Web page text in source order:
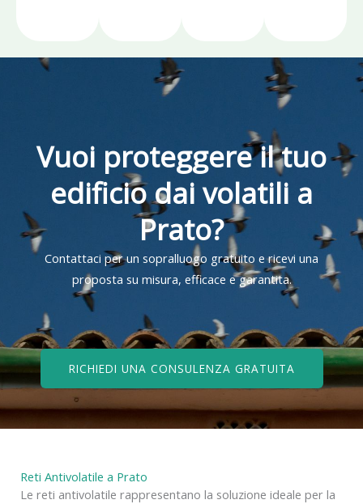
Vuoi proteggere il tuo
edificio dai volatili a
Prato?
Contattaci per un sopralluogo gratuito e ricevi una
proposta su misura, efficace e garantita.
RICHIEDI UNA CONSULENZA GRATUITA
Reti Antivolatile a Prato
Le reti antivolatile rappresentano la soluzione ideale per la